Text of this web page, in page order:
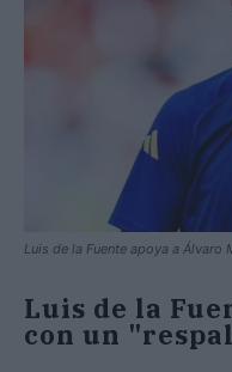
Luis de la Fuente apoya a Álvaro
Luis de la
con un